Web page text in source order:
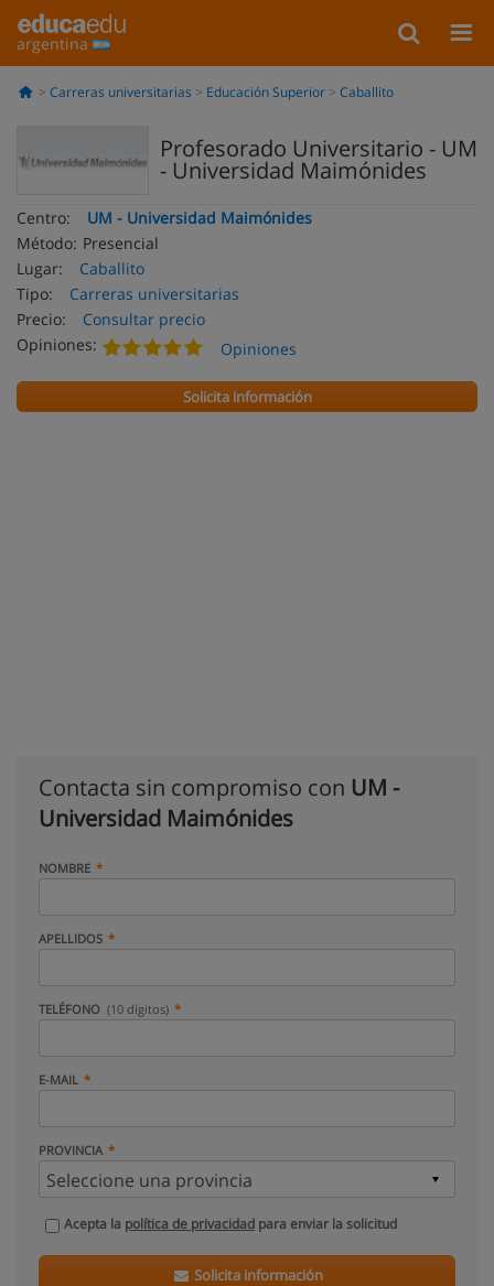
argentina
Carreras universitarias Educación Superior Caballito
Profesorado Universitario - UM
- Universidad Maimónides
Centro:
UM - Universidad Maimónides
Método: Presencial
Lugar:
Caballito
Tipo:
Carreras universitarias
Precio:
Consultar precio
Opiniones:
Opiniones
Solicita información
Contacta sin compromiso con UM -
Universidad Maimónides
NOMBRE
APELLIDOS
TELÉFONO (10 dígitos)
E-MAIL
PROVINCIA
Acepta la política de privacidad para enviar la solicitud
Solicita información